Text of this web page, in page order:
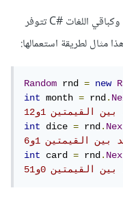
هو الرقم العشوائي أو مايسمى بـ Random، وكباقي اللغات #C تتوفر
مثال لطريقة استعمالها:
Random rnd = new
int month = rnd.
القيمتين 1و12
int
dice = rnd.
القيمتين 1و6
int
card = rnd.
القيمتين 0و51